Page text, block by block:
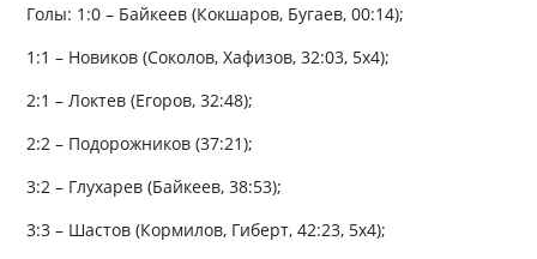
Голы: 1:0 – Байкеев (Кокшаров, Бугаев, 00:14);
1:1 – Новиков (Соколов, Хафизов, 32:03, 5х4);
2:1 – Локтев (Егоров, 32:48);
2:2 – Подорожников (37:21);
3:2 – Глухарев (Байкеев, 38:53);
3:3 – Шастов (Кормилов, Гиберт, 42:23, 5х4);